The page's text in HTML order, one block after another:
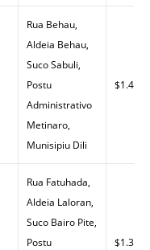
Rua Behau,
Aldeia Behau,
Suco Sabuli,
Postu
Administrativo
Metinaro,
Munisipiu Dili
$1.43
Rua Fatuhada,
Aldeia Laloran,
Suco Bairo Pite,
Postu
$1.37